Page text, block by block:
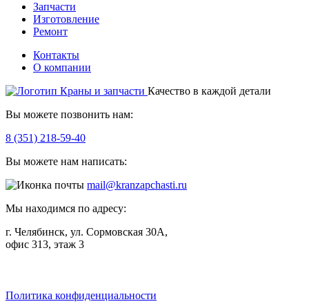
Запчасти
Изготовление
Ремонт
Контакты
О компании
Качество в каждой детали
Вы можете позвонить нам:
8 (351) 218-59-40
Вы можете нам написать:
mail@kranzapchasti.ru
Мы находимся по адресу:
г. Челябинск, ул. Сормовская 30А,
офис 313, этаж 3
Политика конфиденциальности